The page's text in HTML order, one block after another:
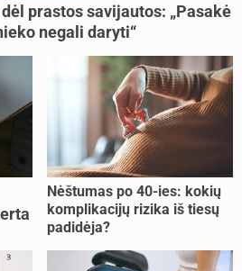
prastos savijautos: „Pasakė
negali daryti“
Nėštumas po 40-ies: kokių
komplikacijų rizika iš tiesų
padidėja?